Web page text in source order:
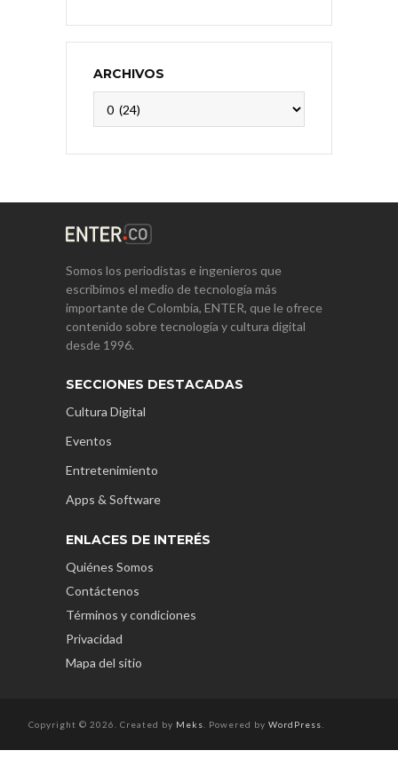
ARCHIVOS
Somos los periodistas e ingenieros que
escribimos el medio de tecnología más
importante de Colombia, ENTER, que le ofrece
contenido sobre tecnología y cultura digital
desde 1996.
SECCIONES DESTACADAS
Cultura Digital
Eventos
Entretenimiento
Apps & Software
ENLACES DE INTERÉS
Quiénes Somos
Contáctenos
Términos y condiciones
Privacidad
Mapa del sitio
Copyright © 2026. Created by Meks . Powered by WordPress